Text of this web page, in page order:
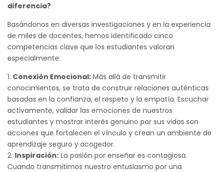
diferencia?
Basándonos en diversas investigaciones y en la experiencia
de miles de docentes, hemos identificado cinco
competencias clave que los estudiantes valoran
especialmente:
Conexión Emocional: Más allá de transmitir
conocimientos, se trata de construir relaciones auténticas
basadas en la confianza, el respeto y la empatía. Escuchar
activamente, validar las emociones de nuestros
estudiantes y mostrar interés genuino por sus vidas son
acciones que fortalecen el vínculo y crean un ambiente de
aprendizaje seguro y acogedor.
Inspiración: La pasión por enseñar es contagiosa.
Cuando transmitimos nuestro entusiasmo por una